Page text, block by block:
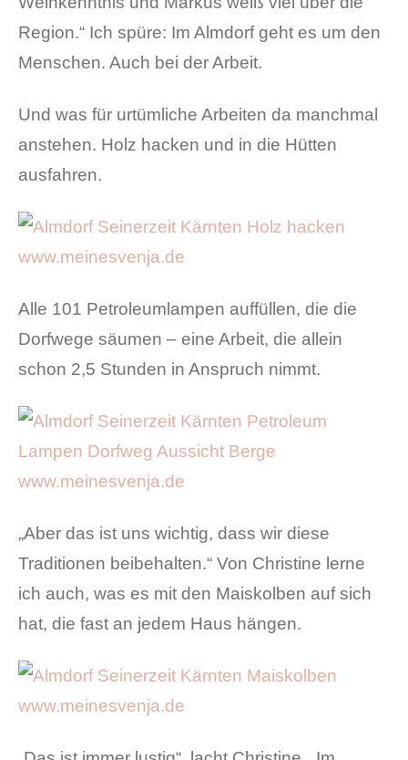
Region.“ Ich spüre: Im Almdorf geht es um den
Menschen. Auch bei der Arbeit.
Und was für urtümliche Arbeiten da manchmal
anstehen. Holz hacken und in die Hütten
ausfahren.
Alle 101 Petroleumlampen auffüllen, die die
Dorfwege säumen – eine Arbeit, die allein
schon 2,5 Stunden in Anspruch nimmt.
„Aber das ist uns wichtig, dass wir diese
Traditionen beibehalten.“ Von Christine lerne
ich auch, was es mit den Maiskolben auf sich
hat, die fast an jedem Haus hängen.